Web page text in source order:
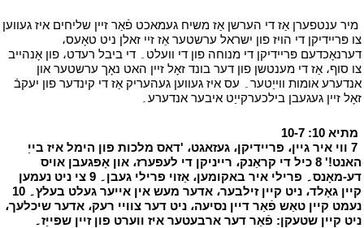
מיר ענטפערן אַז די הערשן אַז משיח געמאכט פֿאַר זיין שליחים איז געווען
צו פּריידיקן די הויז פון ישראל ערשטער אַז זיי זאלן ניט טאָעס،
דערנאָכדעם פּריידיקן די מנוחה פון די וועלט۔ די ביבל רעדט، פון אָנהייב
צו סוף، אַז די מענטשן פון דער בונד זאָל זיין האט נאָך ערשטער און
אנדערע אומות ווייַטער۔ עס איז געווען געהעריק אַז די קינדער פון יעקבֿ
זאָל זיין געגעבן בילכערקייַט איבער אנדערע۔
מתיא 10: 10-7
7 ווי איר גיין، פּריידיקן، געזאגט، 'דאס מלכות פון הימל איז בייַ
האנט!' 8 כיל די קראַנק، רייניקן די לעפּערז، און אָפּגעבן אויס
דע-מאָנס۔ פרילי איר באקומען، אַזוי פרילי געבן۔ 9 צי ניט נעמען
קיין גאָלד، ניט קיין זילבער، אדער מעש אין אייער געלט בעלץ۔ 10
נעמט קיין טאַש פֿאַר דיין נסיעה، ניט דער צוויי רעק، אדער שיכלעך،
ניט קיין שטעקן: פֿאַר דער ארבעטער איז ווערט פון זיין שפּייַז۔